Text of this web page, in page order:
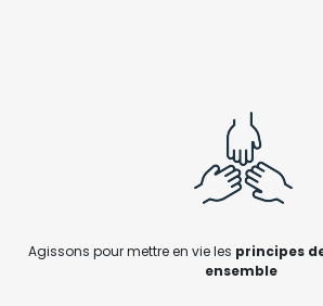
Agissons pour mettre en vie les principes
ensemble